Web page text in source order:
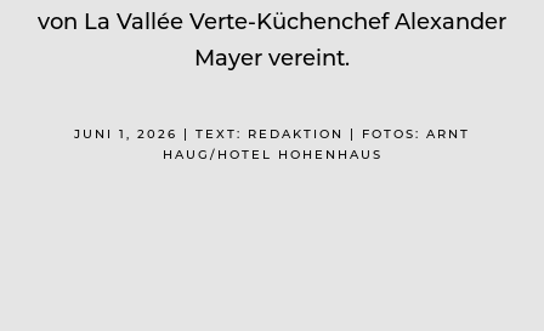
von La Vallée Verte-Küchenchef Alexander
Mayer vereint.
JUNI 1, 2026 | TEXT: REDAKTION | FOTOS: ARNT
HAUG/HOTEL HOHENHAUS